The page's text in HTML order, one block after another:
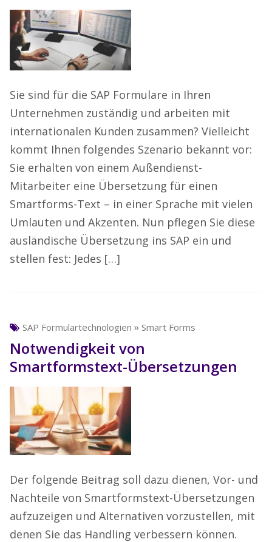
Sie sind für die SAP Formulare in Ihren
Unternehmen zuständig und arbeiten mit
internationalen Kunden zusammen? Vielleicht
kommt Ihnen folgendes Szenario bekannt vor:
Sie erhalten von einem Außendienst-
Mitarbeiter eine Übersetzung für einen
Smartforms-Text – in einer Sprache mit vielen
Umlauten und Akzenten. Nun pflegen Sie diese
ausländische Übersetzung ins SAP ein und
stellen fest: Jedes […]
SAP Formulartechnologien » Smart Forms
Notwendigkeit von
Smartformstext-Übersetzungen
Der folgende Beitrag soll dazu dienen, Vor- und
Nachteile von Smartformstext-Übersetzungen
aufzuzeigen und Alternativen vorzustellen, mit
denen Sie das Handling verbessern können.